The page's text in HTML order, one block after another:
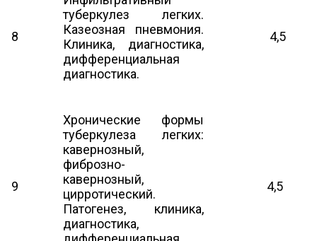
8
туберкулез легких.
Казеозная пневмония.
Клиника, диагностика,
дифференциальная
диагностика.
4,5
9
Хронические формы
туберкулеза легких:
кавернозный,
фиброзно-
кавернозный,
цирротический.
Патогенез, клиника,
диагностика,
4,5